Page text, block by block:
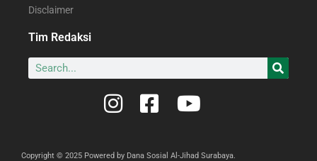
Disclaimer
Tim Redaksi
Copyright © 2025 Powered by Dana Sosial Al-Jihad Surabaya.